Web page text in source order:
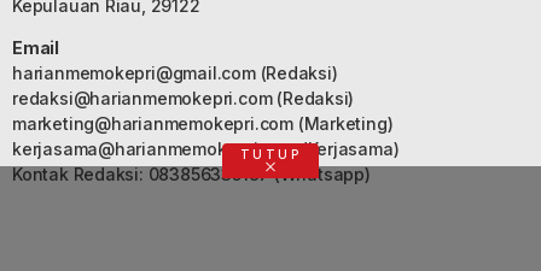
Kepulauan Riau, 29122
Email
harianmemokepri@gmail.com(Redaksi)
redaksi@harianmemokepri.com(Redaksi)
marketing@harianmemokepri.com(Marketing)
kerjasama@harianmemokepri.com(Kerjasama)
Kontak Redaksi: 083856335187 (Whatsapp)
TUTUP